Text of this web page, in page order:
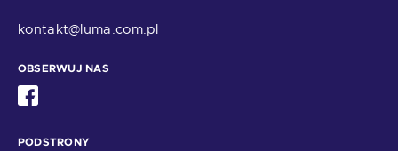
kontakt@luma.com.pl
OBSERWUJ NAS
PODSTRONY